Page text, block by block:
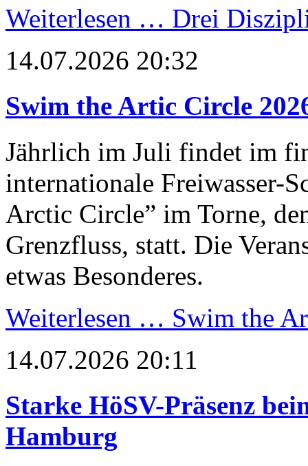
Weiterlesen … Drei
14.07.2026 20:32
Swim the Artic Circle
Jährlich im Juli findet im
internationale Freiwasser-
Arctic Circle” im Torne,
Grenzfluss, statt. Die
etwas Besonderes.
Weiterlesen … Swim the
14.07.2026 20:11
Starke HöSV-Präsenz
Hamburg